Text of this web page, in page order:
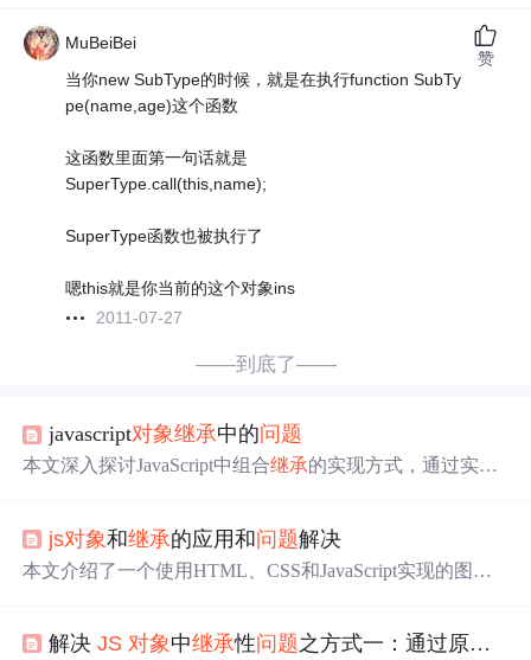
MuBeiBei
当你new SubType的时候，就是在执行function SubTy
pe(name,age)这个函数
这函数里面第一句话就是
SuperType.call(this,name);
SuperType函数也被执行了
嗯this就是你当前的这个对象ins
2011-07-27
赞
——到底了——
javascript对象继承中的问题
本文深入探讨JavaScript中组合继承的实现方式，通过实例
js对象和继承的应用和问题解决
本文介绍了一个使用HTML、CSS和JavaScript实现的图片
解决JS 对象 中继承性问题之方式一：通过原型链